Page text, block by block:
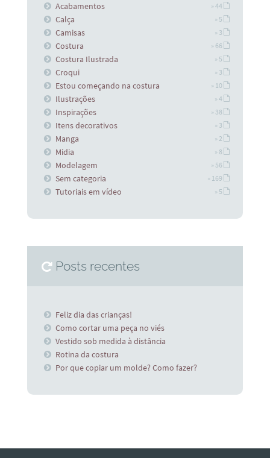
Acabamentos » 44
Calça » 5
Camisas » 3
Costura » 66
Costura Ilustrada » 5
Croqui » 3
Estou começando na costura » 10
Ilustrações » 4
Inspirações » 38
Itens decorativos » 3
Manga » 2
Midia » 8
Modelagem » 56
Sem categoria » 169
Tutoriais em vídeo » 5
Posts recentes
Feliz dia das crianças!
Como cortar uma peça no viés
Vestido sob medida à distância
Rotina da costura
Por que copiar um molde? Como fazer?